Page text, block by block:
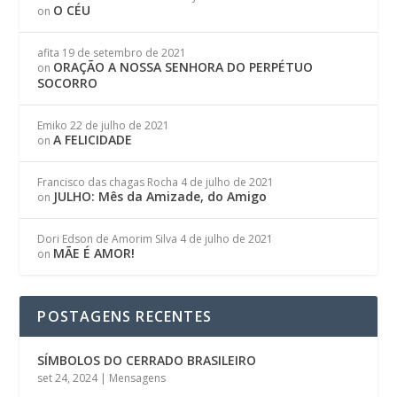
on O CÉU
afita 19 de setembro de 2021
on ORAÇÃO A NOSSA SENHORA DO PERPÉTUO
SOCORRO
Emiko 22 de julho de 2021
onA FELICIDADE
Francisco das chagas Rocha 4 de julho de 2021
on JULHO: Mês da Amizade, do Amigo
Dori Edson de Amorim Silva 4 de julho de 2021
on MÃE É AMOR!
POSTAGENS RECENTES
SÍMBOLOS DO CERRADO BRASILEIRO
set 24, 2024| Mensagens